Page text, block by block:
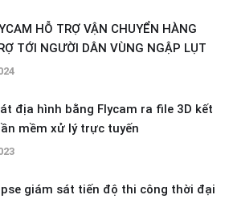
HỖ TRỢ VẬN CHUYỂN HÀNG
TỚI NGƯỜI DÂN VÙNG NGẬP LỤT
địa hình bằng Flycam ra file 3D kết
mềm xử lý trực tuyến
giám sát tiến độ thi công thời đại